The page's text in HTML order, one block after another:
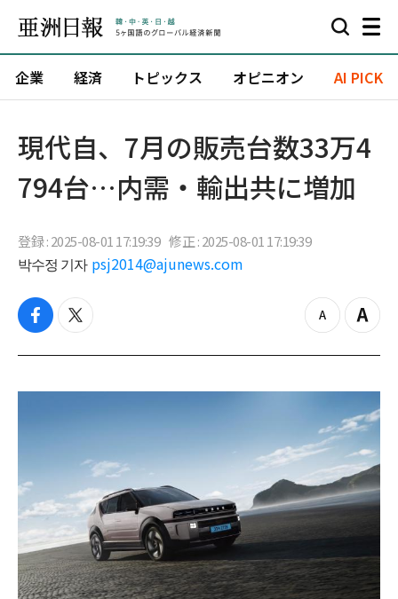
企業 経済 トピックス オピニオン AI PICK
現代自、7月の販売台数33万4
794台…内需・輸出共に増加
登録 : 2025-08-01 17:19:39 修正 : 2025-08-01 17:19:39
박수정 기자 psj2014@ajunews.com
f
c
b
t
i
t
z
o
o
t
Z
o
i